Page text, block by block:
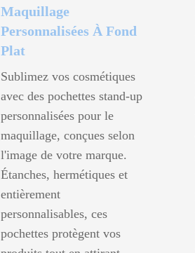
Maquillage
Personnalisées À Fond
Plat
Sublimez vos cosmétiques
avec des pochettes stand-up
personnalisées pour le
maquillage, conçues selon
l'image de votre marque.
Étanches, hermétiques et
entièrement
personnalisables, ces
pochettes protègent vos